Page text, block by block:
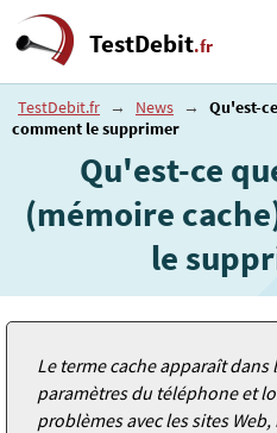
TestDebit.fr
TestDebit.fr → News →
Qu'est-
comment le supprimer
Qu'est-ce
(mémoire
le
Le terme cache apparaît dans
paramètres du téléphone et
problèmes avec les sites